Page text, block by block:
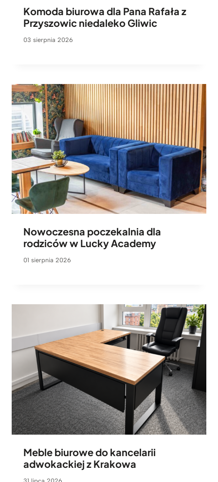
Komoda biurowa dla Pana Rafała z
Przyszowic niedaleko Gliwic
03 sierpnia 2026
Nowoczesna poczekalnia dla
rodziców w Lucky Academy
01 sierpnia 2026
Meble biurowe do kancelarii
adwokackiej z Krakowa